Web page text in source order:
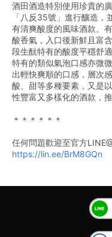
酒田酒造特別使用珍貴的
「八反35號」進行釀造，
有清爽酸度的風味酒款。
酸香氣，入口後新鮮且富
段生酛特有的酸度平穩舒
特有的類似氣泡口感亦微
出輕快爽順的口感，層次
酸、甜等多種要素，又是
性豐富又多樣化的酒款，
＊＊＊＊＊＊
任何問題歡迎至官方
https://lin.ee/BrM8GQn